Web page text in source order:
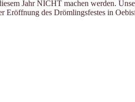
Jahr NICHT machen werden.
Eröffnung des Drömlingsfestes in